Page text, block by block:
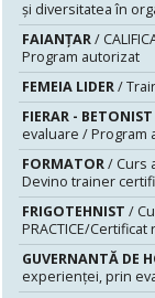
și diversitatea în
FAIANŢAR/
Program autorizat
FEMEIA LIDER/
FIERAR - BETONIST
evaluare / Program
FORMATOR/ Curs
Devino trainer
FRIGOTEHNIST /
PRACTICE/
GUVERNANTĂ DE
experienței, prin